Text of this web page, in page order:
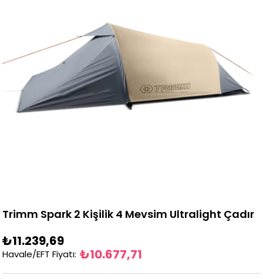
Trimm Spark 2 Kişilik 4 Mevsim Ultralight Çadır
₺11.239,69
Havale/EFT Fiyatı: ₺10.677,71